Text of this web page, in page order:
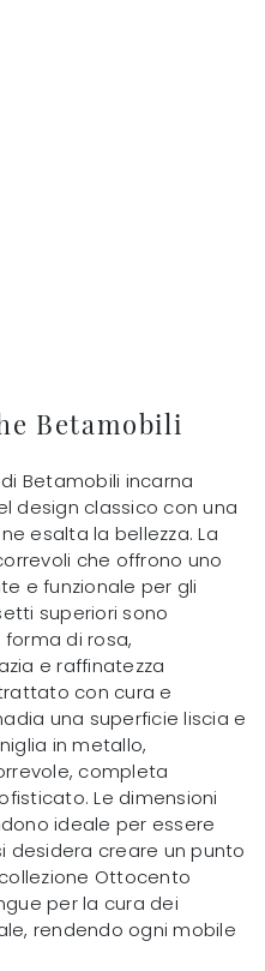
Betamobili
Betamobili incarna
design classico con una
esalta la bellezza. La
che offrono uno
e funzionale per gli
superiori sono
di rosa,
e raffinatezza
con cura e
una superficie liscia e
in metallo,
completa
Le dimensioni
ideale per essere
desidera creare un punto
Ottocento
per la cura dei
rendendo ogni mobile